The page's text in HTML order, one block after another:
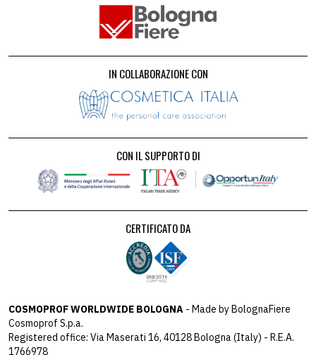
IN COLLABORAZIONE CON
CON IL SUPPORTO DI
CERTIFICATO DA
COSMOPROF WORLDWIDE BOLOGNA - Made by BolognaFiere
Cosmoprof S.p.a.
Registered office: Via Maserati 16, 40128 Bologna (Italy) - R.E.A.
1766978